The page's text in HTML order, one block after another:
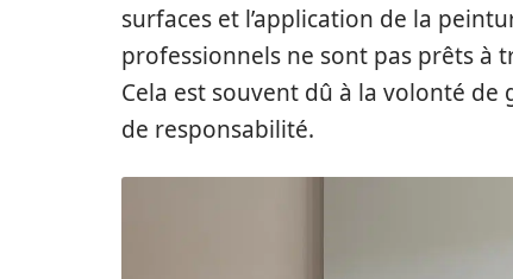
surfaces et l’application de la
professionnels ne sont pas prêts à
Cela est souvent dû à la volonté
de responsabilité.